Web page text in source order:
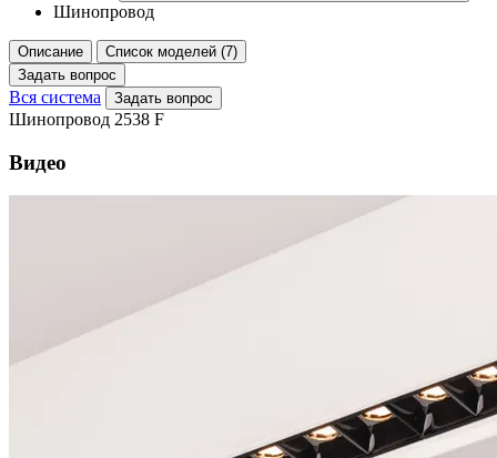
Шинопровод
Описание
Список моделей (7)
Задать вопрос
Вся система Задать вопрос
Шинопровод 2538 F
Видео